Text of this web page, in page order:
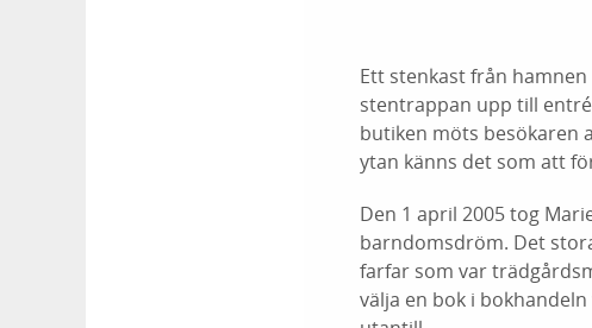
Ett stenkast från
stentrappan upp till
butiken möts besökaren
ytan känns det som att
Den 1 april 2005 tog
barndomsdröm. Det
farfar som var
välja en bok i